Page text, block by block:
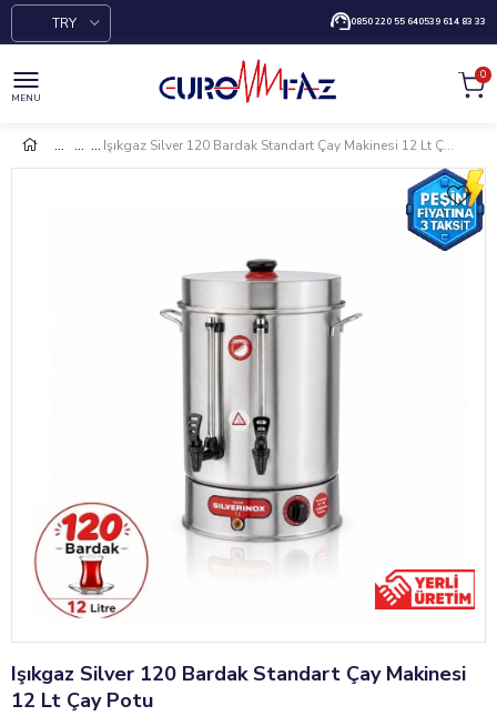
0850 220 55 640539 614 83 33
TRY
MENU
0
Işıkgaz Silver 120 Bardak Standart Çay Makinesi 12 Lt Çay Potu
Işıkgaz Silver 120 Bardak Standart Çay Makinesi
12 Lt Çay Potu